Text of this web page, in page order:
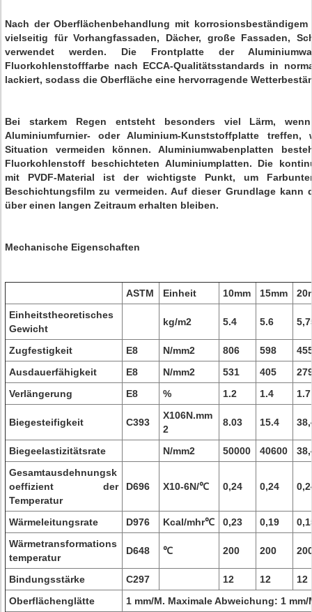
Nach der Oberflächenbehandlung mit
vielseitig für Vorhangfassaden, Dächer, große Fassaden,
verwendet werden. Die Frontplatte der
Fluorkohlenstofffarbe nach ECCA-Qualitätsstandards in
lackiert, sodass die Oberfläche eine hervorragende
Bei starkem Regen entsteht besonders viel Lärm,
Aluminiumfurnier- oder Aluminium-Kunststoffplatte treffen,
Situation vermeiden können. Aluminiumwabenplatten
Fluorkohlenstoff beschichteten Aluminiumplatten. Die
mit PVDF-Material ist der wichtigste Punkt, um
Beschichtungsfilm zu vermeiden. Auf dieser Grundlage kann
über einen langen Zeitraum erhalten bleiben.
Mechanische Eigenschaften
ASTM Einheit 10mm 15mm
Einheitstheoretisches
Gewicht
kg/m2 5.4 5.6
Zugfestigkeit E8 N/mm2 806 598
Ausdauerfähigkeit
E8 N/mm2 531 405
Verlängerung
E8 % 1.2 1.4 1.7
Biegesteifigkeit C393
X106N.mm
2
8.03 15.4
Biegeelastizitätsrate N/mm2 50000 40600
Gesamtausdehnungsk
oeffizient der
Temperatur
D696 X10-6N/℃ 0,24 0,24
Wärmeleitungsrate D976 Kcal/mhr℃ 0,23 0,19
Wärmetransformations
temperatur
D648 ℃ 200 200
Bindungsstärke C297 12 12
12
Oberflächenglätte
1 mm/M. Maximale Abweichung: 1 mm/